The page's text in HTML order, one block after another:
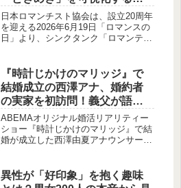
「ロマンティック総合研究
所」が始動
日本ロマンチスト協会は、設立20周年
を迎える2026年6月19日「ロマンスの
日」より、シンクタンク「ロマンティ
めき」や「感性」を研究し、精神的な
豊かさを社会に問いかける取り組みで
す。
『時計じかけのマリッジ』で
結婚成立の西澤アナ、婚約者
の実家を初訪問！義父が語る
衝撃の事実に賢作も驚きを隠
せません
ABEMAオリジナル婚活リアリティー
ショー『時計じかけのマリッジ』で結
婚が成立した西澤由夏アナウンサー
ムで配信中です。義父から明かされる
キョウスケさんの過去と秘められた想
異性が「好印象」を抱く趣味